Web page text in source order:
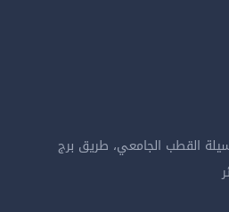
القطب الجامعي، طريق برج